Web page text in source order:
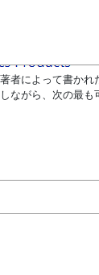
者によって書か
ながら、次の最